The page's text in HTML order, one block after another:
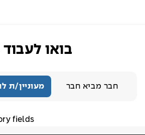
בואו לעבוד
מעוניין/ת חבר מביא חבר
fields